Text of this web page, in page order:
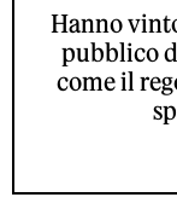
Hanno
pubblico
come il